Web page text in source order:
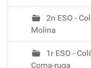
2n ESO -
Molina
1r ESO -
Coma-ruga